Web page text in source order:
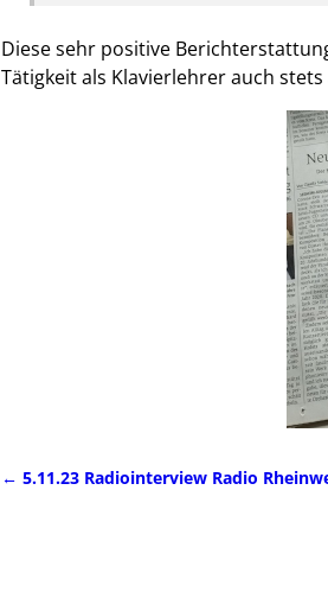
Diese sehr positive
Tätigkeit als Klavierlehrer auch
← 5.11.23 Radiointerview Radio